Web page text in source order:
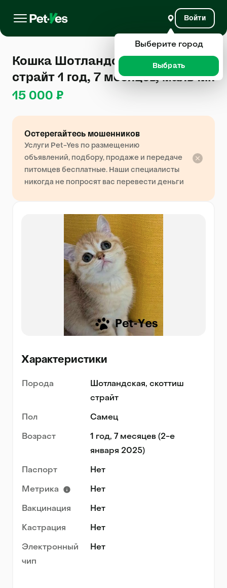
Войти
Кошка Шотландская, скоттиш
страйт 1 год, 7 месяцев, мальчик
15 000 ₽
Остерегайтесь мошенников
Услуги Pet-Yes по размещению
объявлений, подбору, продаже и передаче
питомцев бесплатные. Наши специалисты
никогда не попросят вас перевести деньги
Характеристики
Порода
Шотландская, скоттиш
страйт
Пол Самец
Возраст
1 год, 7 месяцев (2-е
января 2025)
Паспорт Нет
Метрика Нет
Вакцинация Нет
Кастрация Нет
Электронный
чип
Нет
Выберите город
Выбрать